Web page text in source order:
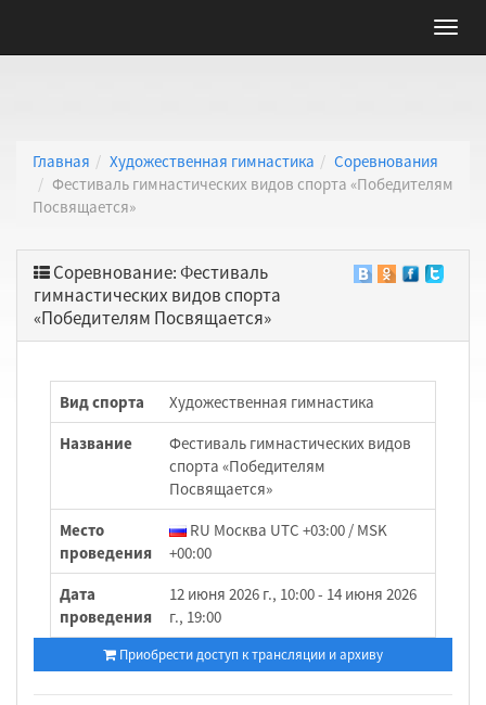
Главная Художественная гимнастика
Соревнования
Фестиваль гимнастических видов спорта «Победителям
Посвящается»
Соревнование: Фестиваль
гимнастических видов спорта
«Победителям Посвящается»
Вид спорта
Художественная гимнастика
Название
Фестиваль гимнастических видов
спорта «Победителям
Посвящается»
Место
проведения
RU Москва UTC +03:00 / MSK
+00:00
Дата
проведения
12 июня 2026 г., 10:00 - 14 июня 2026
г., 19:00
Приобрести доступ к трансляции и архиву